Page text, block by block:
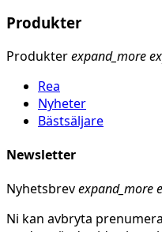
Produkter
Produkterexpand_more
Rea
Nyheter
Bästsäljare
Newsletter
Nyhetsbrevexpand_more
Ni kan avbryta